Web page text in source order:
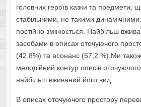
головних героїв казки та предмети,
стабільними, не такими
постійно змінюється. Найбільш
засобами в описах оточуючого
(42,8%) та асонанс (57,2 %).Ми
мелодійний контур описів оточуючого
найбільш вживаний його вид.
В описах оточуючого простору